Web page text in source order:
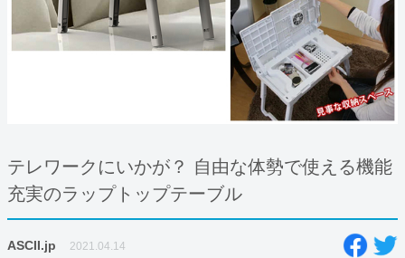
テレワークにいかが？ 自由な体勢で使える機能
充実のラップトップテーブル
ASCII.jp 2021.04.14